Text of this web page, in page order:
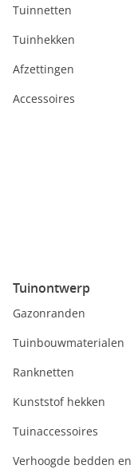
Tuinnetten
Tuinhekken
Afzettingen
Accessoires
Tuinontwerp
Gazonranden
Tuinbouwmaterialen
Ranknetten
Kunststof hekken
Tuinaccessoires
Verhoogde bedden en